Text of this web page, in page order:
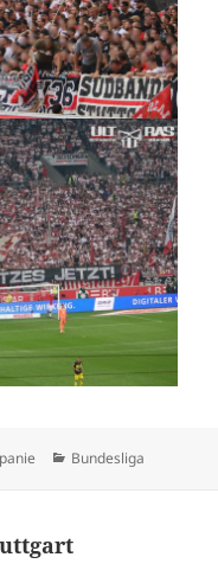
Kategorien
Bundesliga